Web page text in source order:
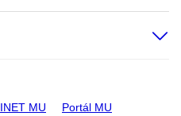
INET MU Portál MU